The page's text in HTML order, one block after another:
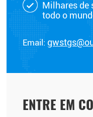
Milhares de
todo o
Email:
ENTRE EM